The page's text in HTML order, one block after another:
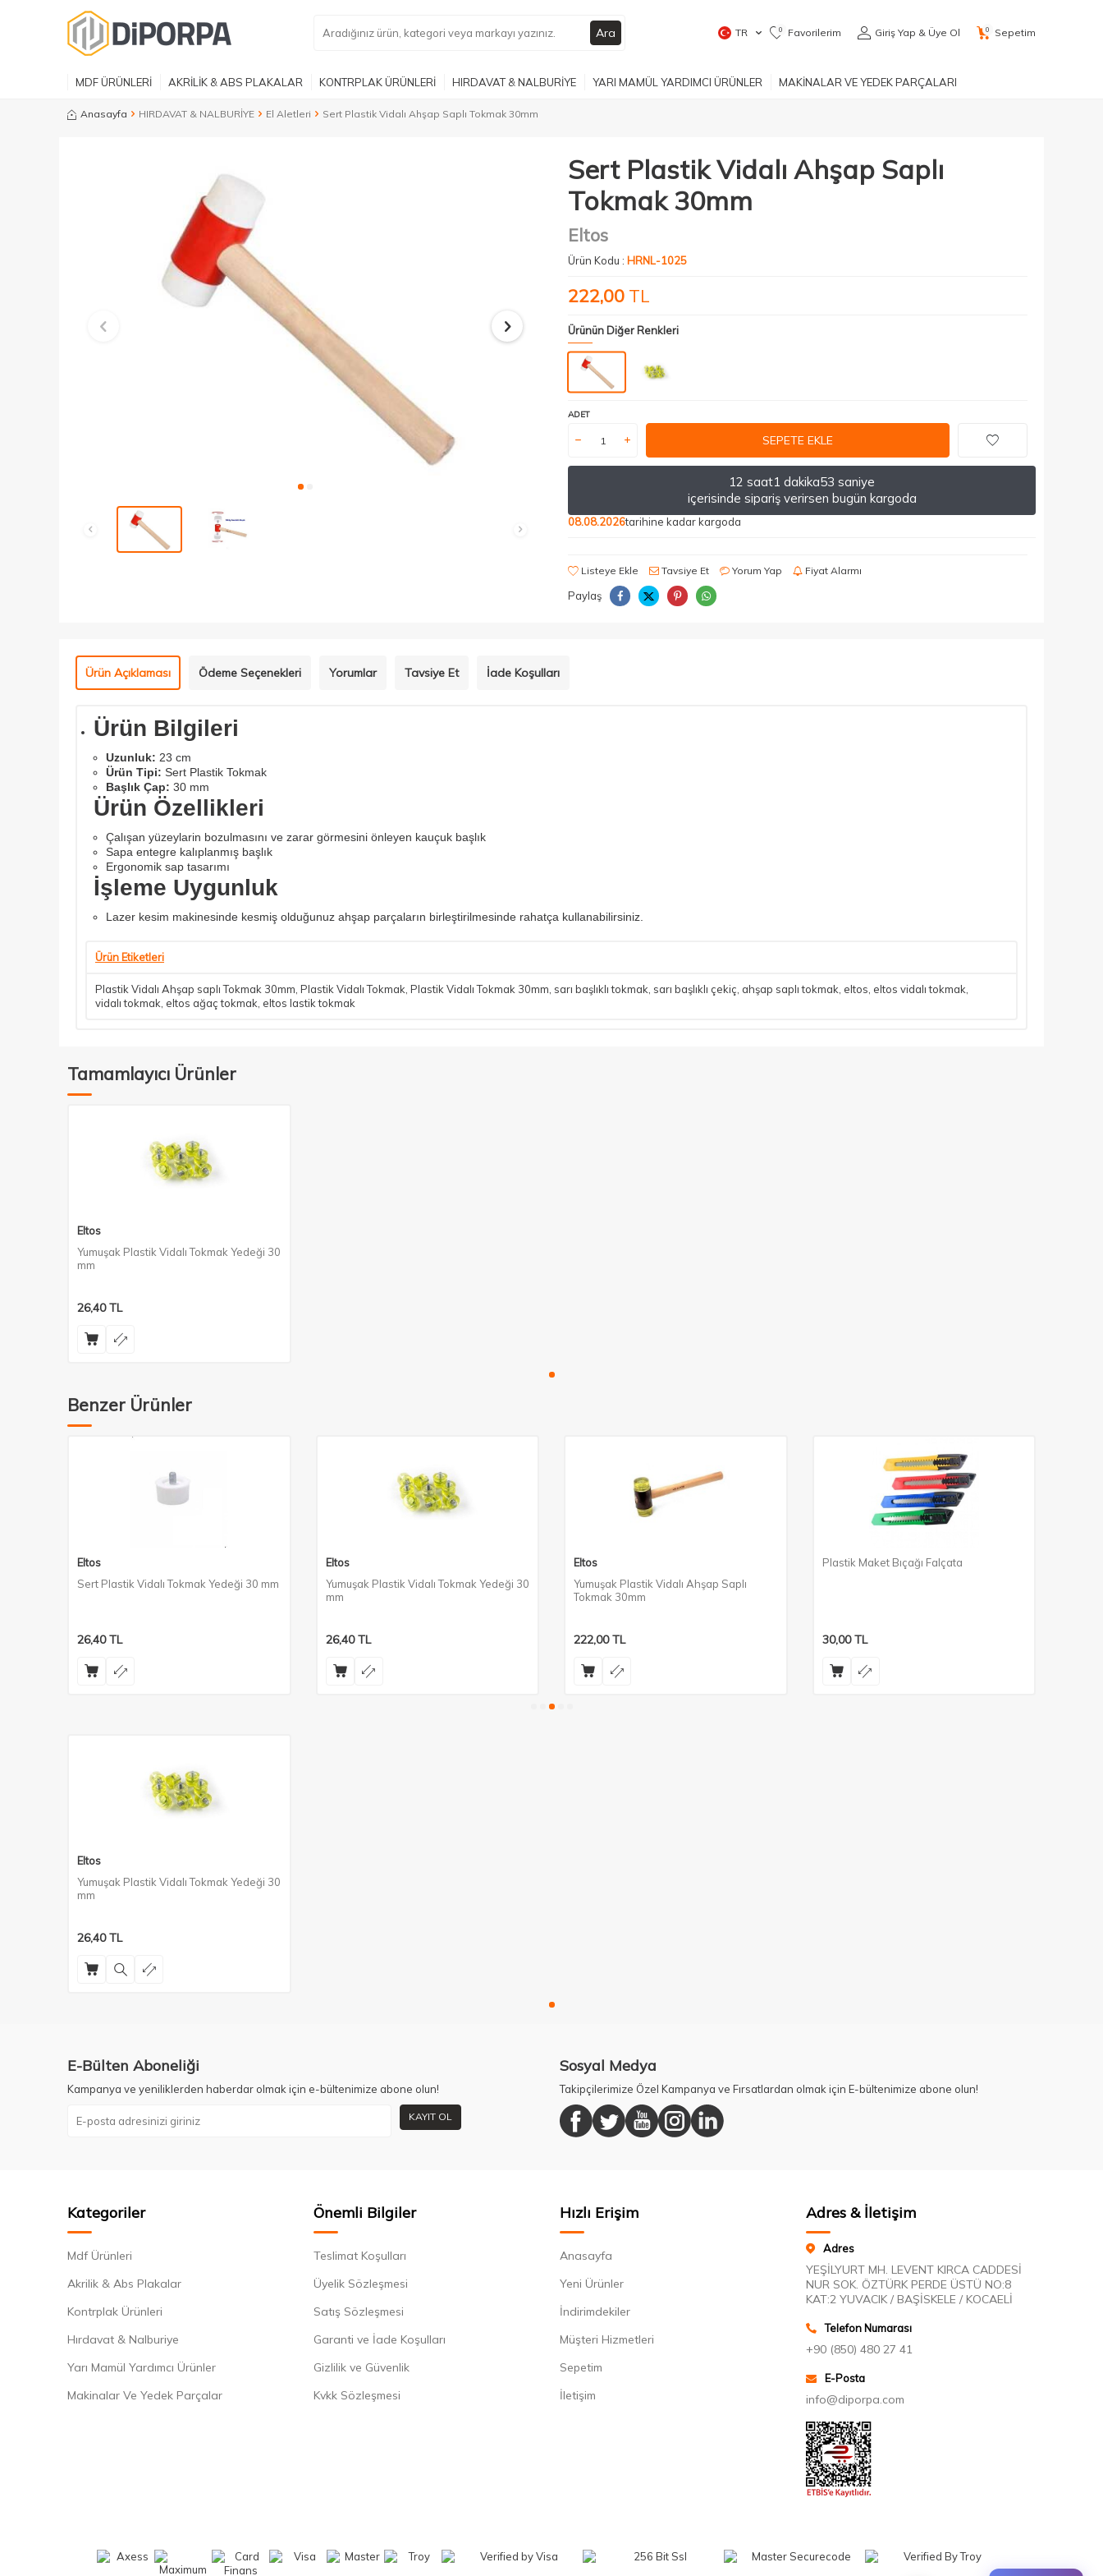
Ara TR 0 Favorilerim Giriş Yap & Üye Ol 0 Sepetim
MDF ÜRÜNLERİ AKRİLİK & ABS PLAKALAR KONTRPLAK ÜRÜNLERİ HIRDAVAT & NALBURİYE YARI MAMÜL YARDIMCI ÜRÜNLER MAKİNALAR VE YEDEK PARÇALARI
Anasayfa HIRDAVAT & NALBURİYE El Aletleri Sert Plastik Vidalı Ahşap Saplı Tokmak 30mm
Sert Plastik Vidalı Ahşap Saplı
Tokmak 30mm
Eltos
Ürün Kodu : HRNL-1025
222,00 TL
Ürünün Diğer Renkleri
ADET
SEPETE EKLE
12 saat1 dakika53 saniye
içerisinde sipariş verirsen bugün kargoda
08.08.2026tarihine kadar kargoda
Listeye Ekle Tavsiye Et Yorum Yap Fiyat Alarmı
Paylaş
Ürün Açıklaması Ödeme Seçenekleri Yorumlar Tavsiye Et İade Koşulları
Ürün Bilgileri
Uzunluk: 23 cm
Ürün Tipi: Sert Plastik Tokmak
Başlık Çap: 30 mm
Ürün Özellikleri
Çalışan yüzeylarin bozulmasını ve zarar görmesini önleyen kauçuk başlık
Sapa entegre kalıplanmış başlık
Ergonomik sap tasarımı
İşleme Uygunluk
Lazer kesim makinesinde kesmiş olduğunuz ahşap parçaların birleştirilmesinde rahatça kullanabilirsiniz.
Ürün Etiketleri
Plastik Vidalı Ahşap saplı Tokmak 30mm Plastik Vidalı Tokmak Plastik Vidalı Tokmak 30mm sarı başlıklı tokmak sarı başlıklı çekiç ahşap saplı tokmak eltos eltos vidalı tokmak
vidalı tokmak eltos ağaç tokmak eltos lastik tokmak
Tamamlayıcı Ürünler
Eltos
Yumuşak Plastik Vidalı Tokmak Yedeği 30
mm
26,40TL
Benzer Ürünler
Eltos
Sert Plastik Vidalı Tokmak Yedeği 30 mm
26,40TL
Eltos
Yumuşak Plastik Vidalı Tokmak Yedeği 30
mm
26,40TL
Eltos
Yumuşak Plastik Vidalı Ahşap Saplı
Tokmak 30mm
222,00TL
Plastik Maket Bıçağı Falçata
30,00TL
Eltos
Yumuşak Plastik Vidalı Tokmak Yedeği 30
mm
26,40TL
E-Bülten Aboneliği
Kampanya ve yeniliklerden haberdar olmak için e-bültenimize abone olun!
KAYIT OL
Sosyal Medya
Takipçilerimize Özel Kampanya ve Fırsatlardan olmak için E-bültenimize abone olun!
Kategoriler
Mdf Ürünleri
Akrilik & Abs Plakalar
Kontrplak Ürünleri
Hırdavat & Nalburiye
Yarı Mamül Yardımcı Ürünler
Makinalar Ve Yedek Parçalar
Önemli Bilgiler
Teslimat Koşulları
Üyelik Sözleşmesi
Satış Sözleşmesi
Garanti ve İade Koşulları
Gizlilik ve Güvenlik
Kvkk Sözleşmesi
Hızlı Erişim
Anasayfa
Yeni Ürünler
İndirimdekiler
Müşteri Hizmetleri
Sepetim
İletişim
Adres & İletişim
Adres
YEŞİLYURT MH. LEVENT KIRCA CADDESİ
NUR SOK. ÖZTÜRK PERDE ÜSTÜ NO:8
KAT:2 YUVACIK / BAŞİSKELE / KOCAELİ
Telefon Numarası
+90 (850) 480 27 41
E-Posta
info@diporpa.com